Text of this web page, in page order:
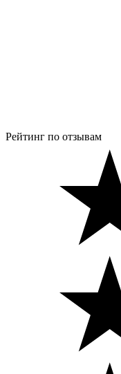
Рейтинг по отзывам